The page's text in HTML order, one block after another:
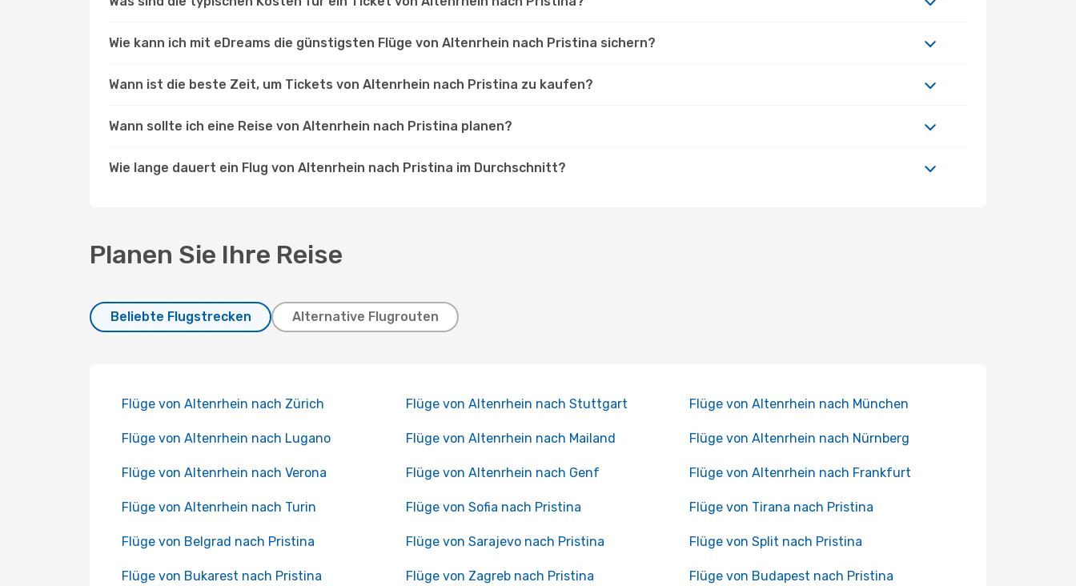
Wie kann ich mit eDreams die günstigsten Flüge von Altenrhein nach Pristina sichern?
Wann ist die beste Zeit, um Tickets von Altenrhein nach Pristina zu kaufen?
Wann sollte ich eine Reise von Altenrhein nach Pristina planen?
Wie lange dauert ein Flug von Altenrhein nach Pristina im Durchschnitt?
Planen Sie Ihre Reise
Beliebte Flugstrecken Alternative Flugrouten
Flüge von Altenrhein nach Zürich Flüge von Altenrhein nach Stuttgart Flüge von Altenrhein nach München
Flüge von Altenrhein nach Lugano Flüge von Altenrhein nach Mailand Flüge von Altenrhein nach Nürnberg
Flüge von Altenrhein nach Verona Flüge von Altenrhein nach Genf Flüge von Altenrhein nach Frankfurt
Flüge von Altenrhein nach Turin Flüge von Sofia nach Pristina Flüge von Tirana nach Pristina
Flüge von Belgrad nach Pristina Flüge von Sarajevo nach Pristina Flüge von Split nach Pristina
Flüge von Bukarest nach Pristina Flüge von Zagreb nach Pristina Flüge von Budapest nach Pristina